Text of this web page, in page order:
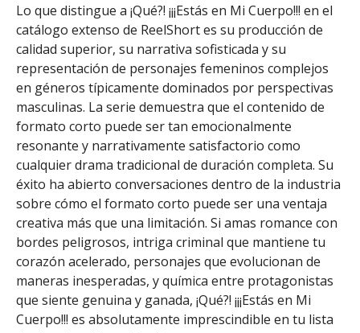
Lo que distingue a ¡Qué?! ¡¡¡Estás en Mi Cuerpo!!! en el
catálogo extenso de ReelShort es su producción de
calidad superior, su narrativa sofisticada y su
representación de personajes femeninos complejos
en géneros típicamente dominados por perspectivas
masculinas. La serie demuestra que el contenido de
formato corto puede ser tan emocionalmente
resonante y narrativamente satisfactorio como
cualquier drama tradicional de duración completa. Su
éxito ha abierto conversaciones dentro de la industria
sobre cómo el formato corto puede ser una ventaja
creativa más que una limitación. Si amas romance con
bordes peligrosos, intriga criminal que mantiene tu
corazón acelerado, personajes que evolucionan de
maneras inesperadas, y química entre protagonistas
que siente genuina y ganada, ¡Qué?! ¡¡¡Estás en Mi
Cuerpo!!! es absolutamente imprescindible en tu lista